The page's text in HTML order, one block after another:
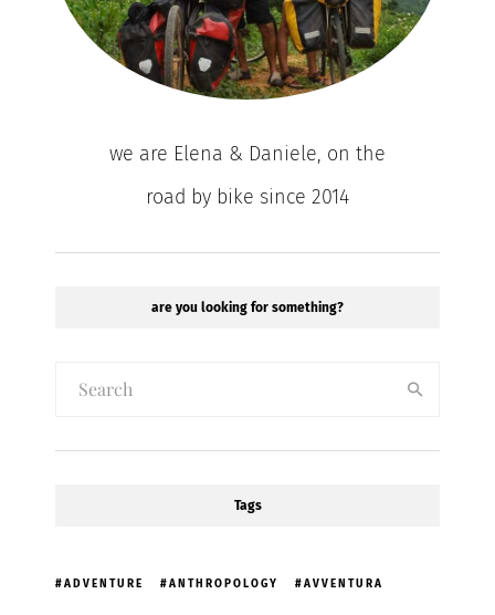
we are Elena & Daniele, on the
road by bike since 2014
are you looking for something?
Tags
ADVENTURE ANTHROPOLOGY AVVENTURA